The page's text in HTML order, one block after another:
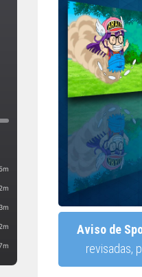
Aviso de
revisadas,